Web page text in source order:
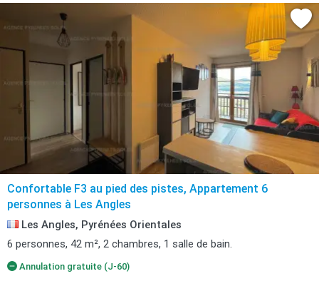
Confortable F3 au pied des pistes, Appartement 6
personnes à Les Angles
Les Angles, Pyrénées Orientales
6 personnes, 42 m², 2 chambres, 1 salle de bain.
Annulation gratuite (J-60)